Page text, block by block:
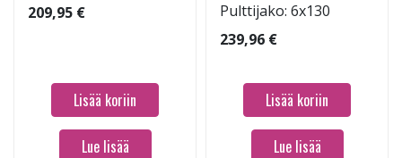
209,95 €
Lisää koriin
Lue lisää
Pulttijako: 6x130
239,96 €
Lisää koriin
Lue lisää